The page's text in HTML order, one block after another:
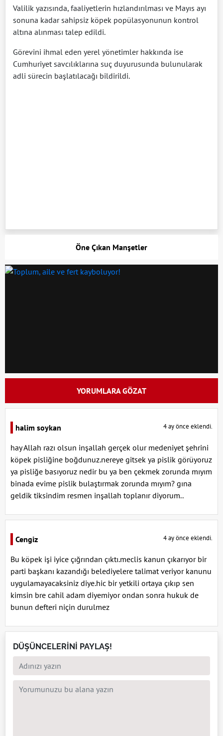
Valilik yazısında, faaliyetlerin hızlandırılması ve Mayıs ayı
sonuna kadar sahipsiz köpek popülasyonunun kontrol
altına alınması talep edildi.
Görevini ihmal eden yerel yönetimler hakkında ise
Cumhuriyet savcılıklarına suç duyurusunda bulunularak
adli sürecin başlatılacağı bildirildi.
Öne Çıkan Manşetler
YORUMLARA GÖZAT
halim soykan 4 ay önce eklendi.
hay Allah razı olsun inşallah gerçek olur medeniyet şehrini
köpek pisliğine boğdunuz.nereye gitsek ya pislik görüyoruz
ya pisliğe basıyoruz nedir bu ya ben çekmek zorunda mıyım
binada evime pislik bulaştırmak zorunda mıyım? gına
geldik tiksindim resmen inşallah toplanır diyorum..
Cengiz 4 ay önce eklendi.
Bu köpek işi iyice çığrından çıktı.meclis kanun çıkarıyor bir
parti başkanı kazandığı belediyelere talimat veriyor kanunu
uygulamayacaksiniz diye.hic bir yetkili ortaya çıkıp sen
kimsin bre cahil adam diyemiyor ondan sonra hukuk de
bunun defteri niçin durulmez
DÜŞÜNCELERİNİ PAYLAŞ!